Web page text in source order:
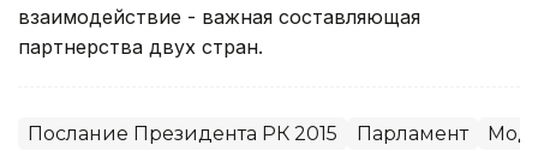
взаимодействие - важная составляющая
партнерства двух стран.
Послание Президента РК 2015 Парламент